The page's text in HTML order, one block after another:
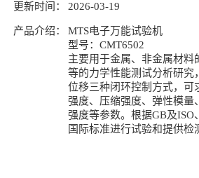
更新时间： 2026-03-19
产品介绍：
MTS电子万能试验机
型号：CMT6502
主要用于金属、非金属材料
等的力学性能测试分析研究
位移三种闭环控制方式，可
强度、压缩强度、弹性模量
强度等参数。根据GB及ISO
国际标准进行试验和提供检